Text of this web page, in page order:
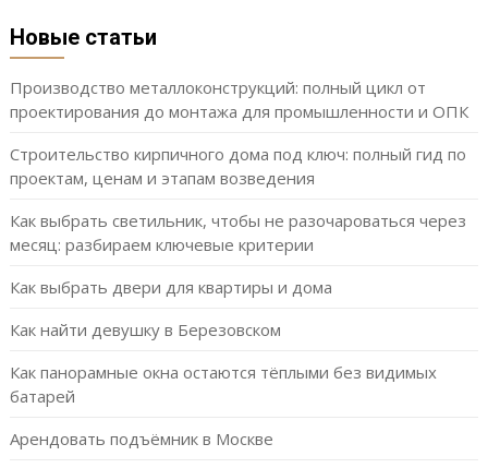
Новые статьи
Производство металлоконструкций: полный цикл от
проектирования до монтажа для промышленности и ОПК
Строительство кирпичного дома под ключ: полный гид по
проектам, ценам и этапам возведения
Как выбрать светильник, чтобы не разочароваться через
месяц: разбираем ключевые критерии
Как выбрать двери для квартиры и дома
Как найти девушку в Березовском
Как панорамные окна остаются тёплыми без видимых
батарей
Арендовать подъёмник в Москве